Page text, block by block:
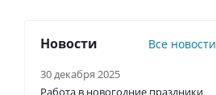
Новости Все новости
30 декабря 2025
Работа в новогодние праздники